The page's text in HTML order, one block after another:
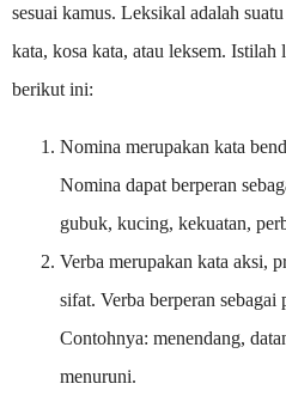
sesuai kamus. Leksikal adalah
kata, kosa kata, atau leksem.
berikut ini:
Nomina merupakan kata
Nomina dapat berperan
gubuk, kucing, kekuatan,
Verba merupakan kata aksi,
sifat. Verba berperan
Contohnya: menendang,
menuruni.